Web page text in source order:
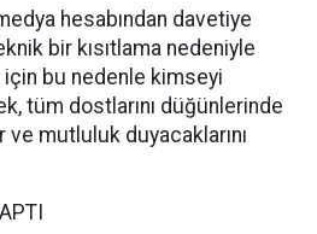
hesabından davetiye
bir kısıtlama nedeniyle
için bu nedenle kimseyi
tüm dostlarını düğünlerinde
mutluluk duyacaklarını